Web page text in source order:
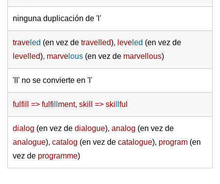
ninguna duplicación de 'l'
trave led (en vez de travelled), leve led (en vez de
levelled), marve lous (en vez de marvellous)
'll' no se convierte en 'l'
fulfill => fulfi ment, skill => ski ful
dialog (en vez de dialogue), analog (en vez de
analogue), catalog (en vez de catalogue), program (en
vez de programme)